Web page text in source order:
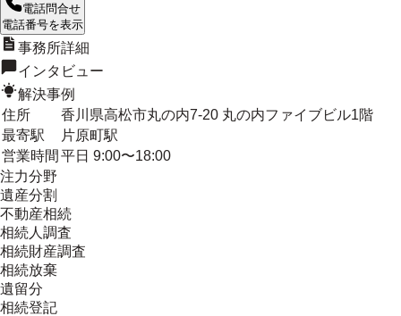
電話問合せ
電話番号を表示
事務所詳細
インタビュー
解決事例
住所
香川県高松市丸の内7-20 丸の内ファイブビル1階
最寄駅
片原町駅
営業時間 平日 9:00〜18:00
注力分野
遺産分割
不動産相続
相続人調査
相続財産調査
相続放棄
遺留分
相続登記